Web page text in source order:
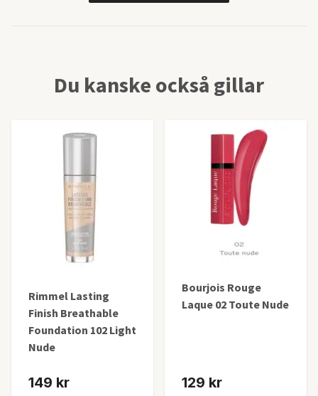
Du kanske också gillar
Rimmel Lasting
Finish Breathable
Foundation 102 Light
Nude
149 kr
Bourjois Rouge
Laque 02 Toute Nude
129 kr